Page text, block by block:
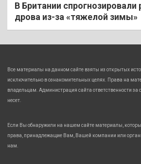
В Британии спрогнозировали
дрова из-за «тяжелой зимы»
Все материалы на данном сайте взяты из открытых
исключительно в ознакомительных целях. Права на
владельцам. Администрация сайта ответственности за
несет.
Если Вы обнаружили на нашем сайте материалы,
права, принадлежащие Вам, Вашей компании или
нам.